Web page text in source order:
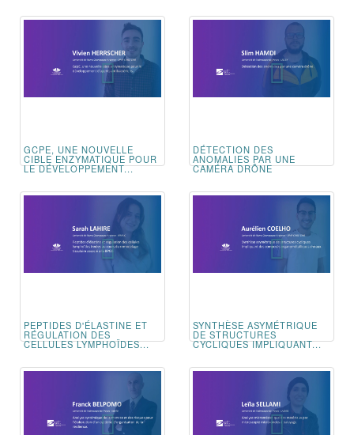
GCPE, UNE NOUVELLE
CIBLE ENZYMATIQUE POUR
LE DÉVELOPPEMENT...
DÉTECTION DES
ANOMALIES PAR UNE
CAMÉRA DRÔNE
PEPTIDES D'ÉLASTINE ET
RÉGULATION DES
CELLULES LYMPHOÏDES...
SYNTHÈSE ASYMÉTRIQUE
DE STRUCTURES
CYCLIQUES IMPLIQUANT...